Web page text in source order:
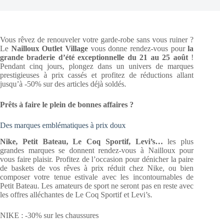
Vous rêvez de renouveler votre garde-robe sans vous ruiner ?
Le Nailloux Outlet Villagevous donne rendez-vous pourla
grande braderie d’été exceptionnelle du 21 au 25 août!
Pendant cinq jours, plongez dans un univers de marques
prestigieuses à prix cassés et profitez de réductions allant
jusqu’à -50% sur des articles déjà soldés.
Prêts à faire le plein de bonnes affaires ?
Des marques emblématiques à prix doux
Nike, Petit Bateau, Le Coq Sportif, Levi’s… les plus
grandes marques se donnent rendez-vous à Nailloux pour
vous faire plaisir. Profitez de l’occasion pour dénicher la paire
de baskets de vos rêves à prix réduit chez Nike, ou bien
composer votre tenue estivale avec les incontournables de
Petit Bateau. Les amateurs de sport ne seront pas en reste avec
les offres alléchantes de Le Coq Sportif et Levi’s.
NIKE : -30% sur les chaussures